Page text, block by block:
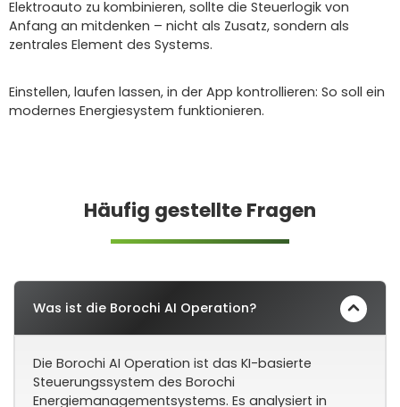
Elektroauto zu kombinieren, sollte die Steuerlogik von
Anfang an mitdenken – nicht als Zusatz, sondern als
zentrales Element des Systems.
Einstellen, laufen lassen, in der App kontrollieren: So soll ein
modernes Energiesystem funktionieren.
Häufig gestellte Fragen
Was ist die Borochi AI Operation?
Die Borochi AI Operation ist das KI-basierte
Steuerungssystem des Borochi
Energiemanagementsystems. Es analysiert in